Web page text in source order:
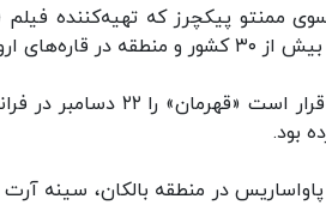
ممنتو پیکچرز که تهیه‌کننده
آسیا و اقیانوسیه منعقد کرده است.
این کمپانی قرار
بود.
در منطقه بالکان، سینه آرت